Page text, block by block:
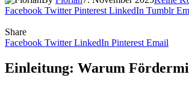
Facebook Twitter Pinterest LinkedIn Tumblr
Share
Facebook Twitter LinkedIn Pinterest Email
Einleitung: Warum